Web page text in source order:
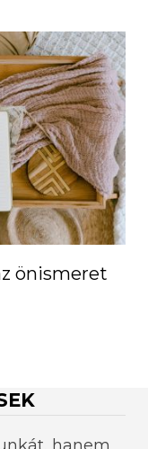
önismeret